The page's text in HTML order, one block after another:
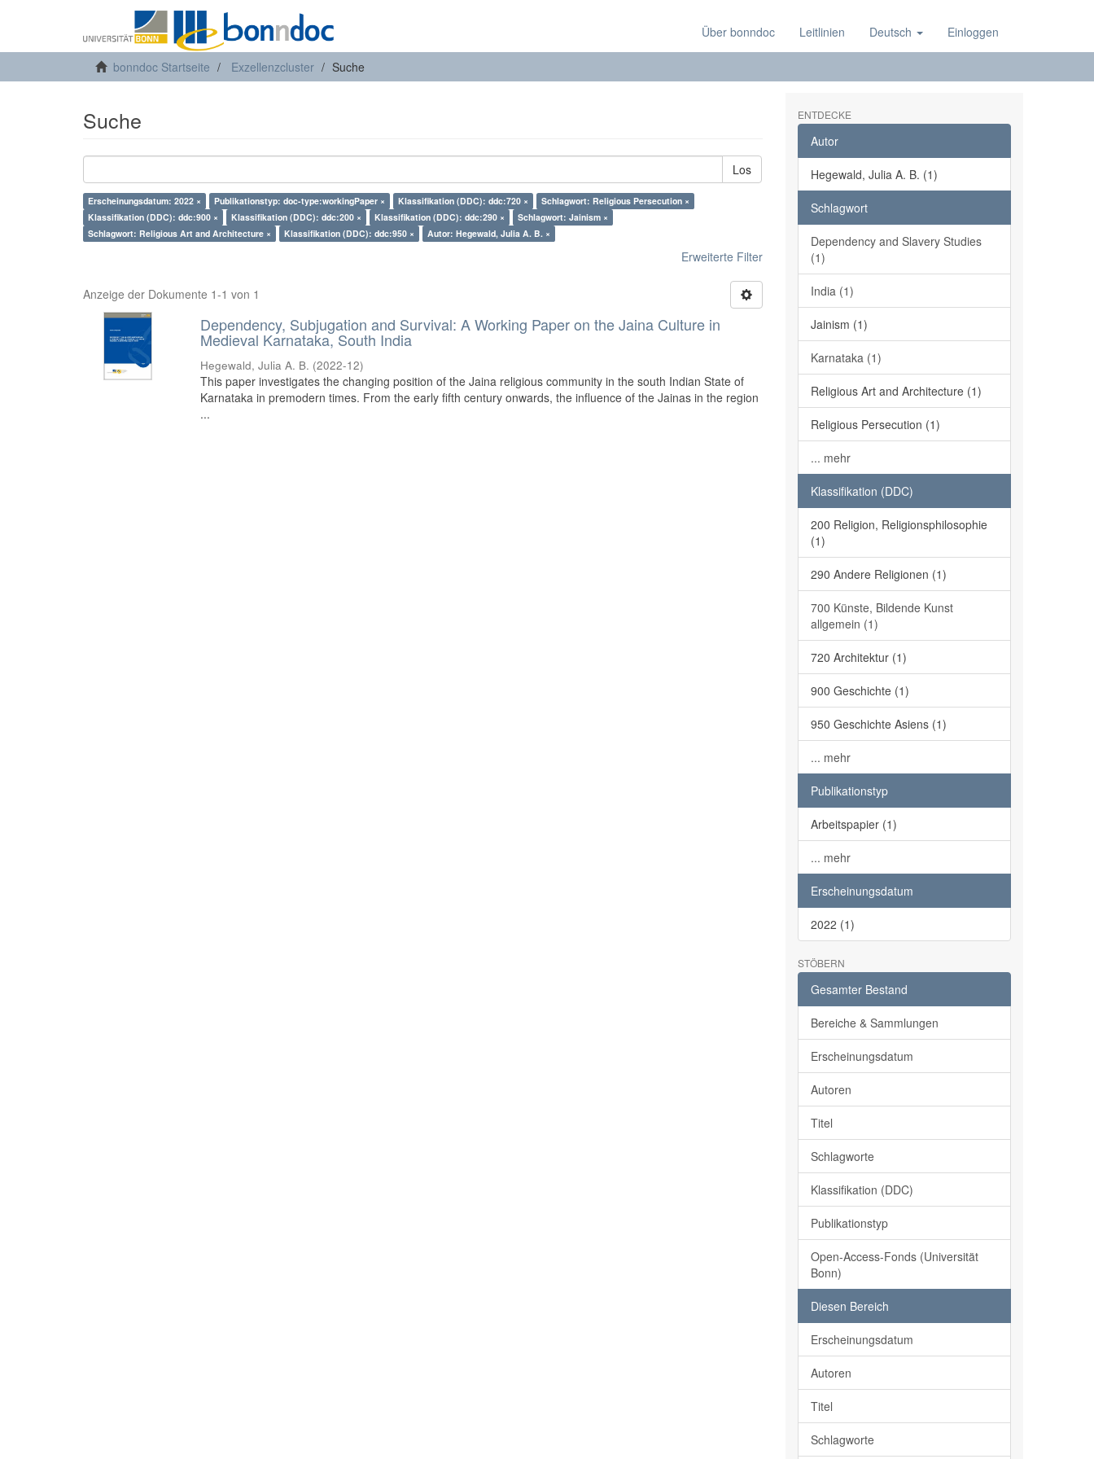
Über bonndoc Leitlinien Deutsch Einloggen
bonndoc Startseite Exzellenzcluster Suche
Suche
Los
Erscheinungsdatum: 2022 × Publikationstyp: doc-type:workingPaper × Klassifikation (DDC): ddc:720 ×
Schlagwort: Religious Persecution ×
Klassifikation (DDC): ddc:900 ×
Klassifikation (DDC): ddc:200 × Klassifikation (DDC): ddc:290 ×
Schlagwort: Jainism ×
Schlagwort: Religious Art and Architecture ×
Klassifikation (DDC): ddc:950 × Autor: Hegewald, Julia A. B. ×
Erweiterte Filter
Anzeige der Dokumente 1-1 von 1
Dependency, Subjugation and Survival: A Working Paper on the Jaina Culture in
Medieval Karnataka, South India
Hegewald, Julia A. B. (2022-12)
This paper investigates the changing position of the Jaina religious community in the south Indian State of
Karnataka in premodern times. From the early fifth century onwards, the influence of the Jainas in the region
...
ENTDECKE
Autor
Hegewald, Julia A. B. (1)
Schlagwort
Dependency and Slavery Studies
(1)
India (1)
Jainism (1)
Karnataka (1)
Religious Art and Architecture (1)
Religious Persecution (1)
... mehr
Klassifikation (DDC)
200 Religion, Religionsphilosophie
(1)
290 Andere Religionen (1)
700 Künste, Bildende Kunst
allgemein (1)
720 Architektur (1)
900 Geschichte (1)
950 Geschichte Asiens (1)
... mehr
Publikationstyp
Arbeitspapier (1)
... mehr
Erscheinungsdatum
2022 (1)
STÖBERN
Gesamter Bestand
Bereiche & Sammlungen
Erscheinungsdatum
Autoren
Titel
Schlagworte
Klassifikation (DDC)
Publikationstyp
Open-Access-Fonds (Universität
Bonn)
Diesen Bereich
Erscheinungsdatum
Autoren
Titel
Schlagworte